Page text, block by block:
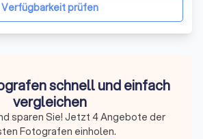
Verfügbarkeit prüfen
schnell und einfach
vergleichen
sparen Sie! Jetzt 4 Angebote der
Fotografen einholen.